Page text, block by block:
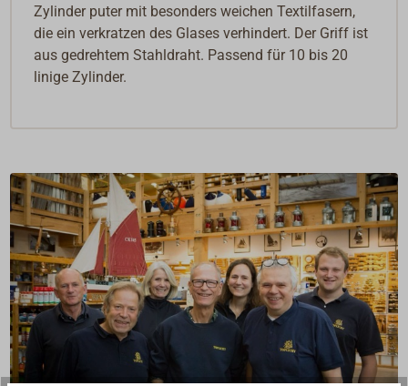
Zylinder puter mit besonders weichen Textilfasern,
die ein verkratzen des Glases verhindert. Der Griff ist
aus gedrehtem Stahldraht. Passend für 10 bis 20
linige Zylinder.